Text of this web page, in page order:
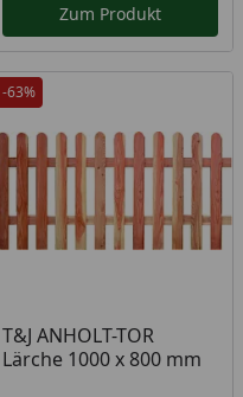
Zum Produkt
-63%
T&J ANHOLT-TOR
Lärche 1000 x 800 mm